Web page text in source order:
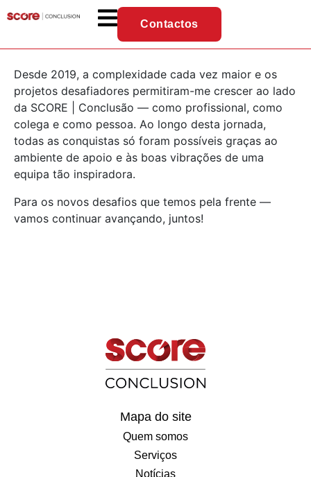
Contactos
Desde 2019, a complexidade cada vez maior e os
projetos desafiadores permitiram-me crescer ao lado
da SCORE | Conclusão — como profissional, como
colega e como pessoa. Ao longo desta jornada,
todas as conquistas só foram possíveis graças ao
ambiente de apoio e às boas vibrações de uma
equipa tão inspiradora.
Para os novos desafios que temos pela frente —
vamos continuar avançando, juntos!
Mapa do site
Quem somos
Serviços
Notícias